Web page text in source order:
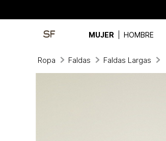
MUJER HOMBRE
Ropa Faldas Faldas Largas